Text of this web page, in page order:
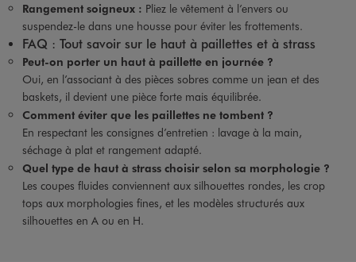
Rangement soigneux : Pliez le vêtement à l’envers ou
suspendez-le dans une housse pour éviter les frottements.
FAQ : Tout savoir sur le haut à paillettes et à strass
Peut-on porter un haut à paillette en journée ?
Oui, en l’associant à des pièces sobres comme un jean et des
baskets, il devient une pièce forte mais équilibrée.
Comment éviter que les paillettes ne tombent ?
En respectant les consignes d’entretien : lavage à la main,
séchage à plat et rangement adapté.
Quel type de haut à strass choisir selon sa morphologie ?
Les coupes fluides conviennent aux silhouettes rondes, les crop
tops aux morphologies fines, et les modèles structurés aux
silhouettes en A ou en H.